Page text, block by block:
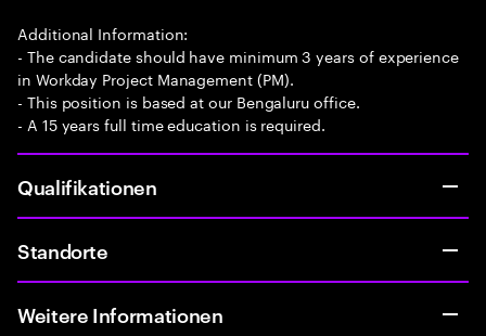
Additional Information:
- The candidate should have minimum 3 years of experience
in Workday Project Management (PM).
- This position is based at our Bengaluru office.
- A 15 years full time education is required.
Qualifikationen
Standorte
Weitere Informationen